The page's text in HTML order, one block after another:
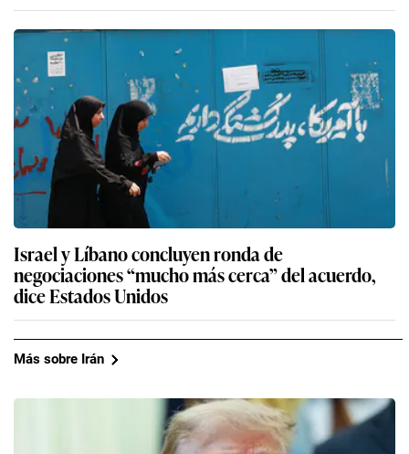
Israel y Líbano concluyen ronda de
negociaciones “mucho más cerca” del acuerdo,
dice Estados Unidos
Más sobre Irán